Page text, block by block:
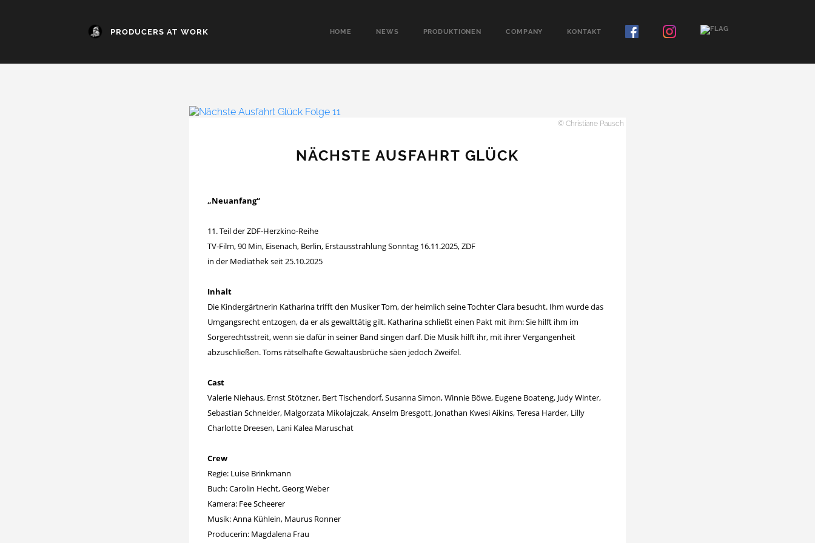
PRODUCERS AT WORK HOME NEWS PRODUKTIONEN COMPANY KONTAKT
© Christiane Pausch
NÄCHSTE AUSFAHRT GLÜCK
„Neuanfang“
11. Teil der ZDF-Herzkino-Reihe
TV-Film, 90 Min, Eisenach, Berlin, Erstausstrahlung Sonntag 16.11.2025, ZDF
in der Mediathek seit 25.10.2025
Inhalt
Die Kindergärtnerin Katharina trifft den Musiker Tom, der heimlich seine Tochter Clara besucht. Ihm wurde das
Umgangsrecht entzogen, da er als gewalttätig gilt. Katharina schließt einen Pakt mit ihm: Sie hilft ihm im
Sorgerechtsstreit, wenn sie dafür in seiner Band singen darf. Die Musik hilft ihr, mit ihrer Vergangenheit
abzuschließen. Toms rätselhafte Gewaltausbrüche säen jedoch Zweifel.
Cast
Valerie Niehaus, Ernst Stötzner, Bert Tischendorf, Susanna Simon, Winnie Böwe, Eugene Boateng, Judy Winter,
Sebastian Schneider, Malgorzata Mikolajczak, Anselm Bresgott, Jonathan Kwesi Aikins, Teresa Harder, Lilly
Charlotte Dreesen, Lani Kalea Maruschat
Crew
Regie: Luise Brinkmann
Buch: Carolin Hecht, Georg Weber
Kamera: Fee Scheerer
Musik: Anna Kühlein, Maurus Ronner
Producerin: Magdalena Frau